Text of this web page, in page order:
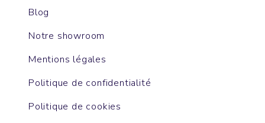
Blog
Notre showroom
Mentions légales
Politique de confidentialité
Politique de cookies